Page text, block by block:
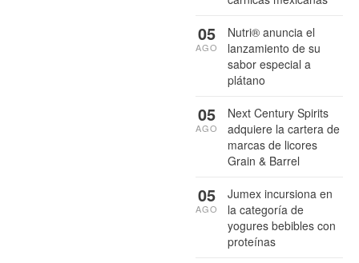
Nutri® anuncia el
lanzamiento de su
sabor especial a
plátano
05
AGO
Next Century Spirits
adquiere la cartera de
marcas de licores
Grain & Barrel
05
AGO
Jumex incursiona en
la categoría de
yogures bebibles con
proteínas
05
AGO